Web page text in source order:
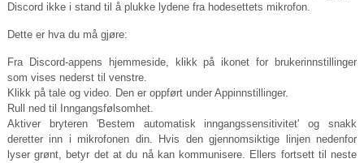
Discord ikke i stand til å plukke lydene fra hodesettets mikrofon.
Dette er hva du må gjøre:
Fra Discord-appens hjemmeside, klikk på ikonet for brukerinnstillinger
som vises nederst til venstre.
Klikk på tale og video. Den er oppført under Appinnstillinger.
Rull ned til Inngangsfølsomhet.
Aktiver bryteren 'Bestem automatisk inngangssensitivitet' og snakk
deretter inn i mikrofonen din. Hvis den gjennomsiktige linjen nedenfor
lyser grønt, betyr det at du nå kan kommunisere. Ellers fortsett til neste